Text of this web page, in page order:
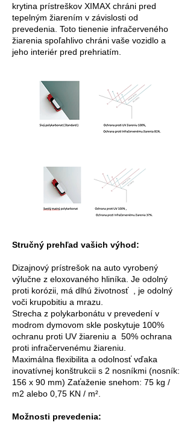
krytina prístreškov XIMAX chráni pred
tepelným žiarením v závislosti od
prevedenia. Toto tienenie infračerveného
žiarenia spoľahlivo chráni vaše vozidlo a
jeho interiér pred prehriatím.
Stručný prehľad vašich výhod:
Dizajnový prístrešok na auto vyrobený
výlučne z eloxovaného hliníka. Je odolný
proti korózii, má dlhú životnosť , je odolný
voči krupobitiu a mrazu.
Strecha z polykarbonátu v prevedení v
modrom dymovom skle poskytuje 100%
ochranu proti UV žiareniu a 50% ochrana
proti infračervenému žiareniu.
Maximálna flexibilita a odolnosť vďaka
inovatívnej konštrukcii s 2 nosníkmi (nosník:
156 x 90 mm) Zaťaženie snehom: 75 kg /
m2 alebo 0,75 KN / m².
Možnosti prevedenia: